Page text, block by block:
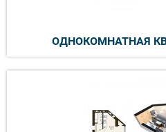
ОДНОКОМНАТНАЯ